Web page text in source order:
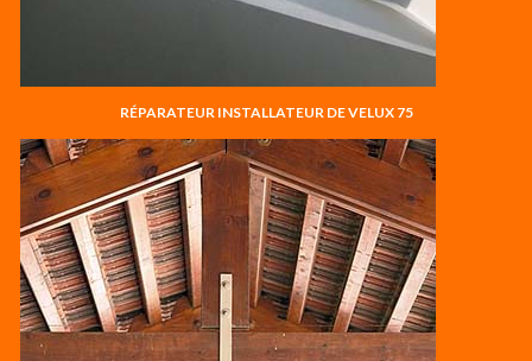
RÉPARATEUR INSTALLATEUR DE VELUX 75